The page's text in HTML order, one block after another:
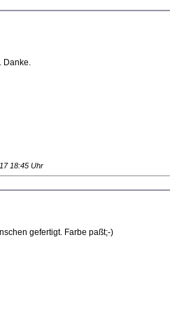
Danke.
18:45 Uhr
gefertigt. Farbe paßt;-)